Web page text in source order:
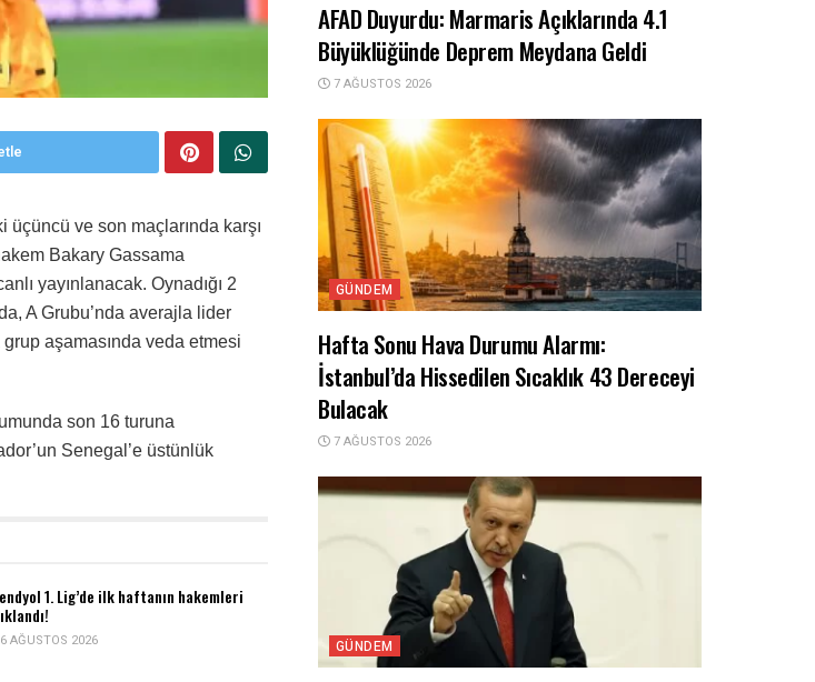
üçüncü ve son maçlarında karşı
Bakary Gassama
yayınlanacak. Oynadığı 2
A Grubu’nda averajla lider
aşamasında veda etmesi
son 16 turuna
Senegal’e üstünlük
1. Lig’de ilk haftanın hakemleri
6 AĞUSTOS 2026
AFAD Duyurdu: Marmaris Açıklarında 4.1
Büyüklüğünde Deprem Meydana Geldi
7 AĞUSTOS 2026
GÜNDEM
Hafta Sonu Hava Durumu Alarmı:
İstanbul’da Hissedilen Sıcaklık 43 Dereceyi
Bulacak
7 AĞUSTOS 2026
GÜNDEM